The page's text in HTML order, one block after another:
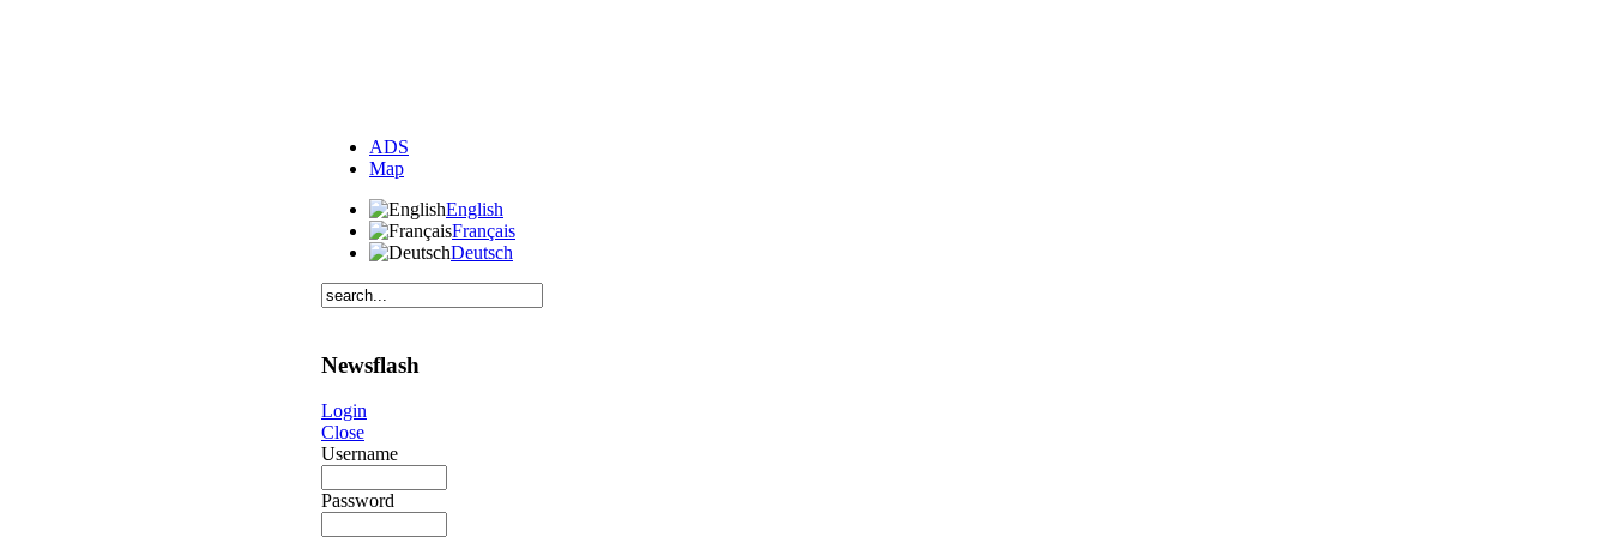
ADS
Map
English
Français
Deutsch
Newsflash
Login
Close
Username
Password